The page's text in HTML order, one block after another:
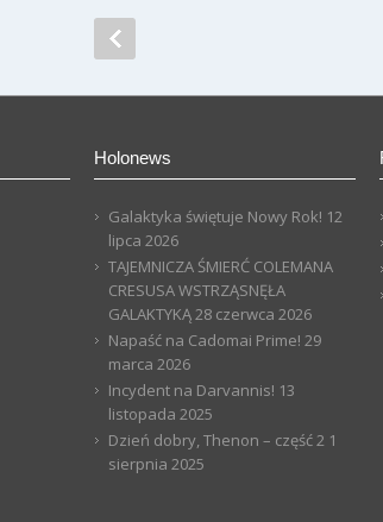
Holonews
Galaktyka świętuje Nowy Rok! 12
lipca 2026
TAJEMNICZA ŚMIERĆ COLEMANA
CRESUSA WSTRZĄSNĘŁA
GALAKTYKĄ28 czerwca 2026
Napaść na Cadomai Prime! 29
marca 2026
Incydent na Darvannis! 13
listopada 2025
Dzień dobry, Thenon – część 2 1
sierpnia 2025